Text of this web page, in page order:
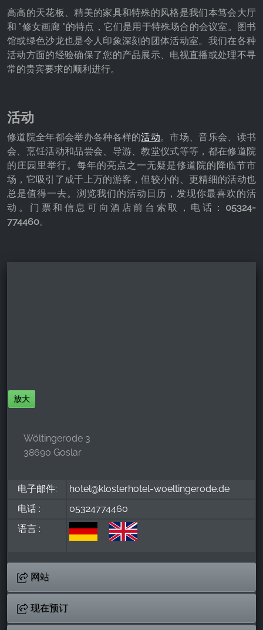
高高的天花板、精美的家具和特殊的风格是我们本笃会大厅
和 "修女画廊 "的特点，它们是用于特殊场合的会议室。图书
馆或绿色沙龙也是令人印象深刻的团体活动室。我们在各种
活动方面的经验确保了您的产品展示、电视直播或处理不寻
常的贵宾要求的顺利进行。
活动
修道院全年都会举办各种各样的活动。市场、音乐会、读书
会、烹饪活动和品尝会、导游、教堂仪式等等，都在修道院
的庄园里举行。每年的亮点之一无疑是修道院的降临节市
场，它吸引了成千上万的游客，但较小的、更精细的活动也
总是值得一去。浏览我们的活动日历，发现你最喜欢的活
动。门票和信息可向酒店前台索取，电话： 05324-
774460。
放大
Wöltingerode 3
38690 Goslar
电子邮件:
hotel@klosterhotel-woeltingerode.de
电话 :
05324774460
语言 :
网站
现在预订